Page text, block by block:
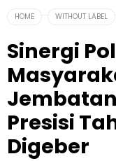
HOME WITHOUT LABEL
Sinergi
Presisi
Digeber